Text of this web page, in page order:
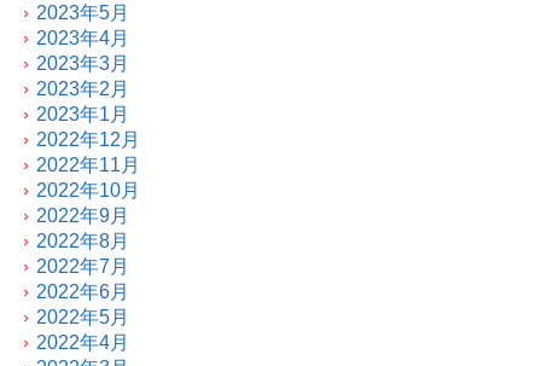
2023年5月
2023年4月
2023年3月
2023年2月
2023年1月
2022年12月
2022年11月
2022年10月
2022年9月
2022年8月
2022年7月
2022年6月
2022年5月
2022年4月